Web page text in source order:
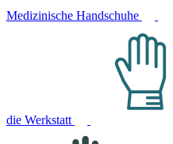
Medizinische Handschuhe
die Werkstatt